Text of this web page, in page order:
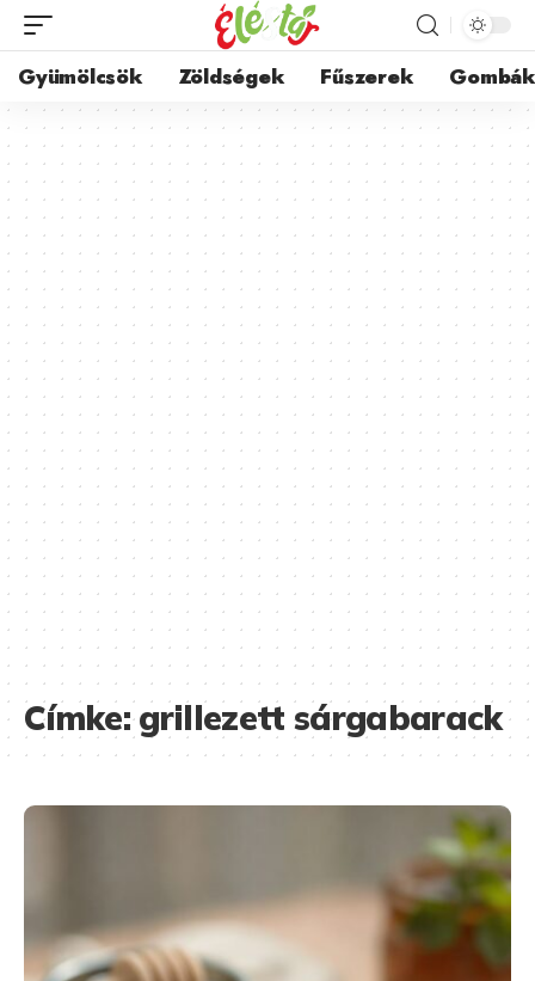
Gyümölcsök Zöldségek Fűszerek Gombák
Címke:grillezett sárgabarack